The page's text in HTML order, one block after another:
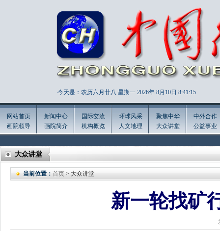
今天是：农历六月廿八 星期一 2026年 8月10日 8:41:17
网站首页
画院领导
新闻中心
画院简介
国际交流
机构概览
环球风采
人文地理
聚焦中华
大众讲堂
中外合作
公益事业
大众讲堂
当前位置： 首页 > 大众讲堂
新一轮找矿